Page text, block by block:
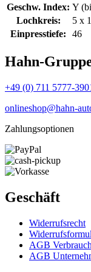
Geschw. Index: Y
Lochkreis:
5 x
Einpresstiefe:
46
Hahn-
+49 (0) 711 5777-
onlineshop@hahn-
Zahlungsoptionen
Geschäft
Widerrufs­recht
AGB
AGB